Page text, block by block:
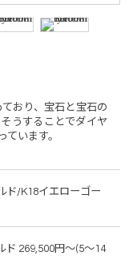
おり、宝石と宝石の
うすることでダイヤ
います。
ド/K18イエローゴー
ド 269,500円～(5～14